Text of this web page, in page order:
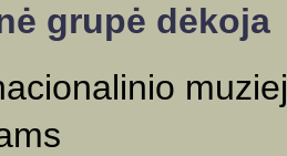
grupė dėkoja